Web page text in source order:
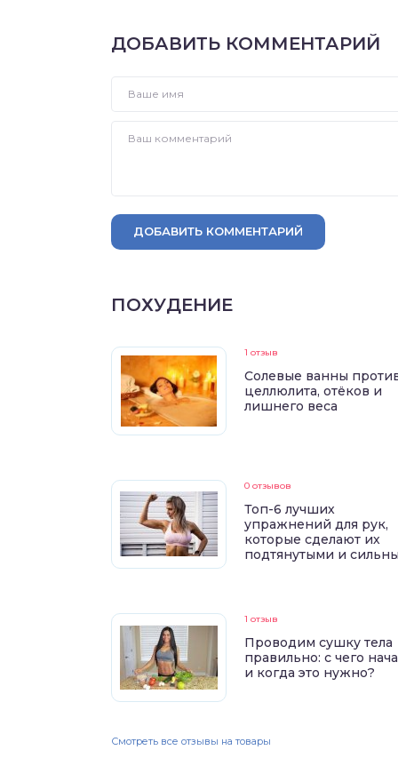
ДОБАВИТЬ КОММЕНТАРИЙ
ДОБАВИТЬ КОММЕНТАРИЙ
ПОХУДЕНИЕ
1 отзыв
Солевые ванны
целлюлита, отёков и
лишнего веса
0 отзывов
Топ-6 лучших
упражнений для рук,
которые сделают их
подтянутыми и
1 отзыв
Проводим сушку тела
правильно: с чего
и когда это нужно?
Смотреть все отзывы на товары